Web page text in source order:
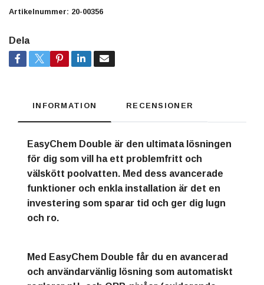
Artikelnummer: 20-00356
Dela
INFORMATION RECENSIONER
EasyChem Double är den ultimata lösningen
för dig som vill ha ett problemfritt och
välskött poolvatten. Med dess avancerade
funktioner och enkla installation är det en
investering som sparar tid och ger dig lugn
och ro.
Med EasyChem Double får du en avancerad
och användarvänlig lösning som automatiskt